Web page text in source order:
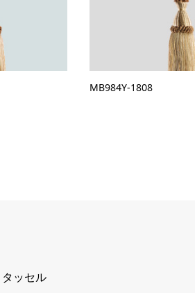
MB984Y-1808
タッセル